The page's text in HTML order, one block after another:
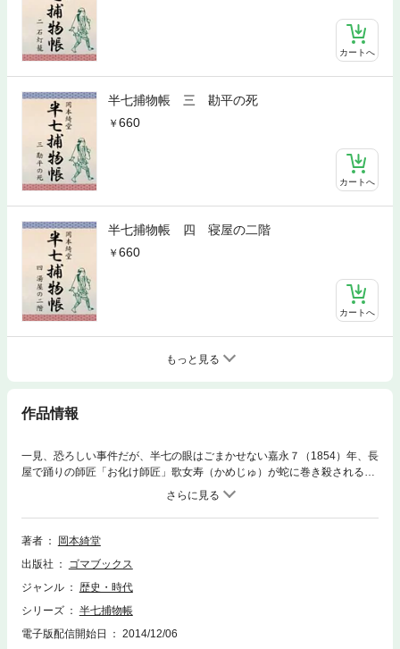
カートへ
半七捕物帳 三 勘平の死
660
カートへ
半七捕物帳 四 寝屋の二階
660
カートへ
もっと見る
作品情報
一見、恐ろしい事件だが、半七の眼はごまかせない嘉永７（1854）年、長
屋で踊りの師匠「お化け師匠」歌女寿（かめじゅ）が蛇に巻き殺される。
歌女寿は芸を仕込んでいた、身体の弱かった養女の歌女代を働かせ過ぎ
て、一年前に病死させてしまっていた。その歌女代の霊が出ることから、
歌女寿は「お化け師匠」と巷で呼ばれていたが、とうとう呪い殺されたの
では……との噂が立ち始める。半七の推理は……。
著者
岡本綺堂
出版社
ゴマブックス
ジャンル
歴史・時代
シリーズ
半七捕物帳
電子版配信開始日
2014/12/06